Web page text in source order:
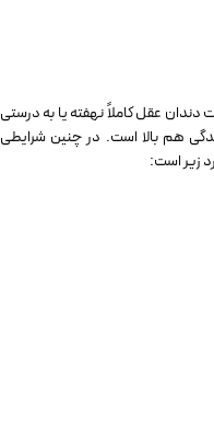
عقل کاملاً نهفته یا به‌ درستی
هم بالا است. در چنین شرایطی
زیر است: